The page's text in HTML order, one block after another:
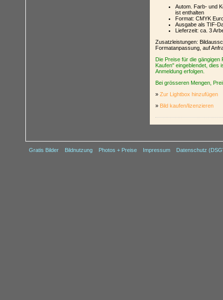
Autom. Farb- und
ist enthalten
Format: CMYK
Ausgabe als TIF-
Lieferzeit: ca. 3
Zusatzleistungen:
Formatanpassung, auf
Die Preise für die gängigen
Kaufen" eingeblendet, dies
Anmeldung erfolgen.
Bei grösseren Mengen,
» Zur Lightbox hinzufügen
» Bild kaufen/lizenzieren
Gratis Bilder Bildnutzung Photos + Preise Impressum Datenschutz